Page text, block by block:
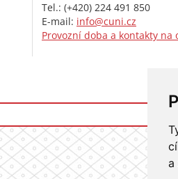
a
Tel.: (+420) 224 491 850
E-mail: info@cuni.cz
Provozní doba a kontakty na